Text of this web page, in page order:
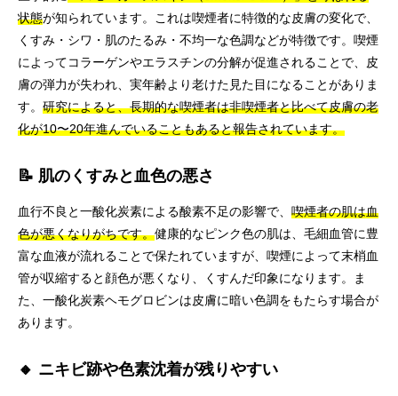
状態が知られています。これは喫煙者に特徴的な皮膚の変化で、
くすみ・シワ・肌のたるみ・不均一な色調などが特徴です。喫煙
によってコラーゲンやエラスチンの分解が促進されることで、皮
膚の弾力が失われ、実年齢より老けた見た目になることがありま
す。 研究によると、長期的な喫煙者は非喫煙者と比べて皮膚の老
化が10〜20年進んでいることもあると報告されています。
📝 肌のくすみと血色の悪さ
血行不良と一酸化炭素による酸素不足の影響で、 喫煙者の肌は血
色が悪くなりがちです。健康的なピンク色の肌は、毛細血管に豊
富な血液が流れることで保たれていますが、喫煙によって末梢血
管が収縮すると顔色が悪くなり、くすんだ印象になります。ま
た、一酸化炭素ヘモグロビンは皮膚に暗い色調をもたらす場合が
あります。
🔸 ニキビ跡や色素沈着が残りやすい